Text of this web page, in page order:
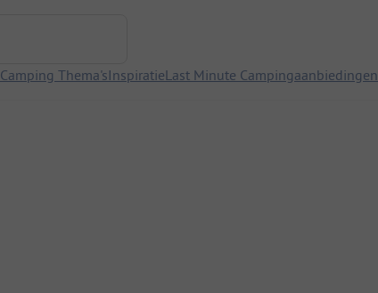
Camping Thema'sInspiratieLast Minute Campingaanbiedingen